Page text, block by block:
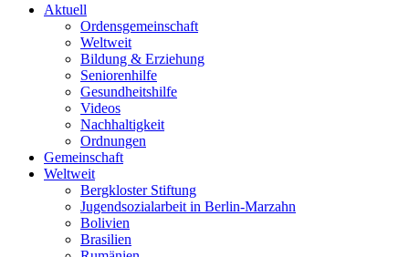
Aktuell
Ordensgemeinschaft
Weltweit
Bildung & Erziehung
Seniorenhilfe
Gesundheitshilfe
Videos
Nachhaltigkeit
Ordnungen
Gemeinschaft
Weltweit
Bergkloster Stiftung
Jugendsozialarbeit in Berlin-Marzahn
Bolivien
Brasilien